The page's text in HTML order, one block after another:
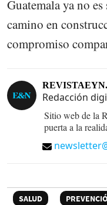
Guatemala ya no
camino en
compromiso
Redacción
Sitio web de la
puerta a la
SALUD